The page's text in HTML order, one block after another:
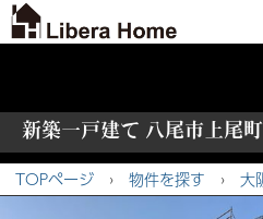
新築一戸建て 八尾市上尾
TOPページ › 物件を探す › 大